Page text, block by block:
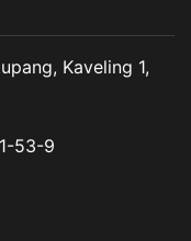
Kaveling 1,
53-9